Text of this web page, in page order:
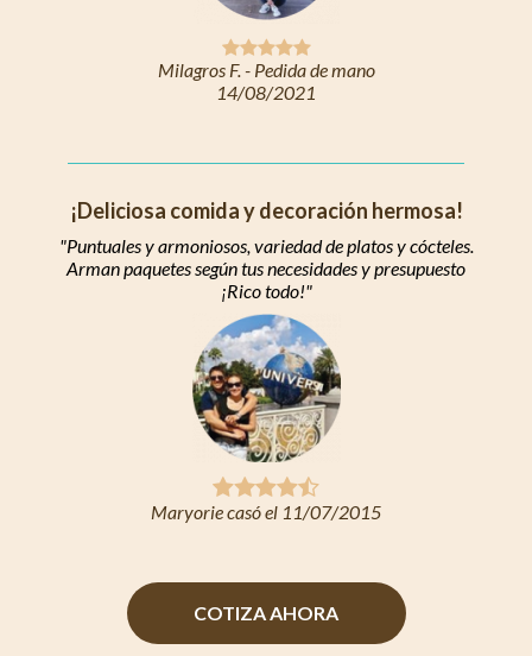

Milagros F. - Pedida de mano
14/08/2021
¡Deliciosa comida y decoración hermosa!
"Puntuales y armoniosos, variedad de platos y cócteles.
Arman paquetes según tus necesidades y presupuesto
¡Rico todo!"

Maryorie casó el 11/07/2015
COTIZA AHORA